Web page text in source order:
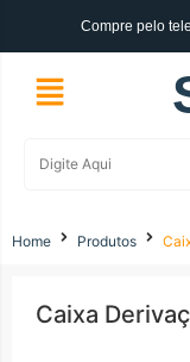
Compre pelo
Home Produtos
Caixa